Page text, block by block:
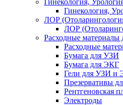
Гинекология,
Гинекология,
ЛОР
ЛОР
Расходные
Расходные
Бумага для УЗИ
Бумага для ЭКГ
Гели для УЗИ и
Презервативы
Рентгеновская
Электроды